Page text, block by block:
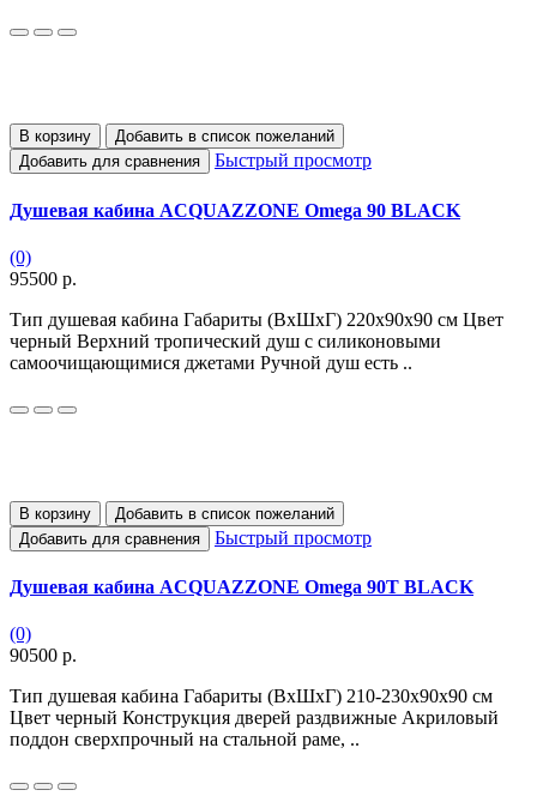
В корзину
Добавить в список пожеланий
Добавить для сравнения
Быстрый просмотр
Душевая кабина ACQUAZZONE Omega 90 BLACK
(0)
95500 р.
Тип душевая кабина Габариты (ВхШхГ) 220х90x90 см Цвет
черный Верхний тропический душ с силиконовыми
самоочищающимися джетами Ручной душ есть ..
В корзину
Добавить в список пожеланий
Добавить для сравнения
Быстрый просмотр
Душевая кабина ACQUAZZONE Omega 90T BLACK
(0)
90500 р.
Тип душевая кабина Габариты (ВхШхГ) 210-230х90х90 см
Цвет черный Конструкция дверей раздвижные Акриловый
поддон сверхпрочный на стальной раме, ..